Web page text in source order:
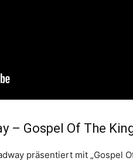
– Gospel Of The
präsentiert mit „Gospel